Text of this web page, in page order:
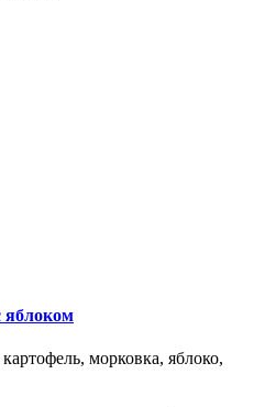
яблоком
картофель, морковка, яблоко,